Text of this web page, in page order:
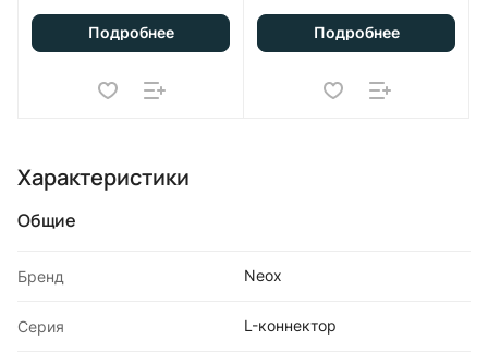
Подробнее
IP40 NEOX
Подробнее
Характеристики
Общие
Бренд Neox
Серия L-коннектор